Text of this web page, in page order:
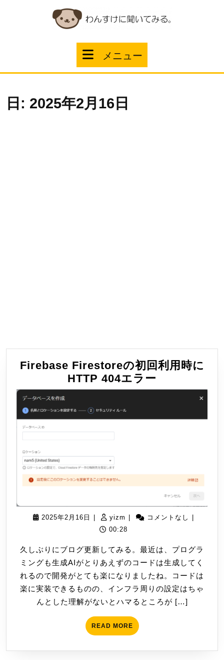
メニュー
ニ
日: 2025年2月16日
Firebase Firestoreの初回利用時に
HTTP 404エラー
Firestore
初
HTTP
404
エ
ー
2025年2月16日
2025
年
月
16
日
| yizm yizm
| コメントなし
|
00:28
久しぶりにブログ更新してみる。最近は、プログラ
ミングも生成AIがとりあえずのコードは生成してく
れるので開発がとても楽になりましたね。コードは
楽に実装できるものの、インフラ周りの設定はちゃ
んとした理解がないとハマるところが […]
READ MOREREAD
MORE